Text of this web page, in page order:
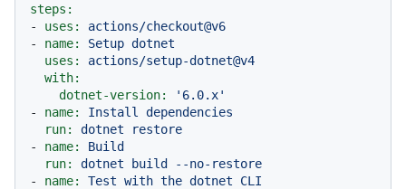
steps:
-
uses:
actions/checkout@v6
-
name: Setup dotnet
uses:
actions/setup-dotnet@v4
with:
dotnet-version:
'6.0.x'
-
name: Install
dependencies
run:
dotnet
restore
-
name:
Build
run:
dotnet build
--no-restore
-
name: Test with the dotnet
CLI